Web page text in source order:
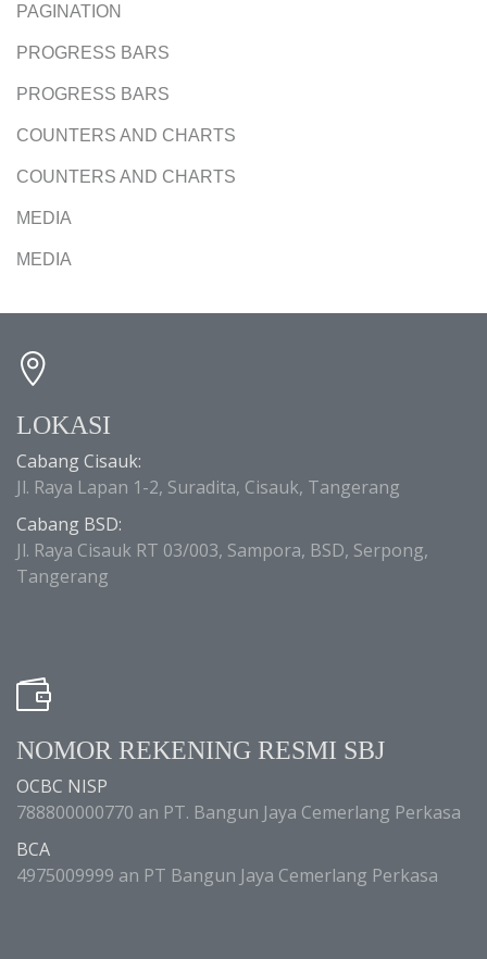
PAGINATION
PROGRESS BARS
PROGRESS BARS
COUNTERS AND CHARTS
COUNTERS AND CHARTS
MEDIA
MEDIA
LOKASI
Cabang Cisauk:
Jl. Raya Lapan 1-2, Suradita, Cisauk, Tangerang
Cabang BSD:
Jl. Raya Cisauk RT 03/003, Sampora, BSD, Serpong,
Tangerang
NOMOR REKENING RESMI SBJ
OCBC NISP
788800000770 an PT. Bangun Jaya Cemerlang Perkasa
BCA
4975009999 an PT Bangun Jaya Cemerlang Perkasa